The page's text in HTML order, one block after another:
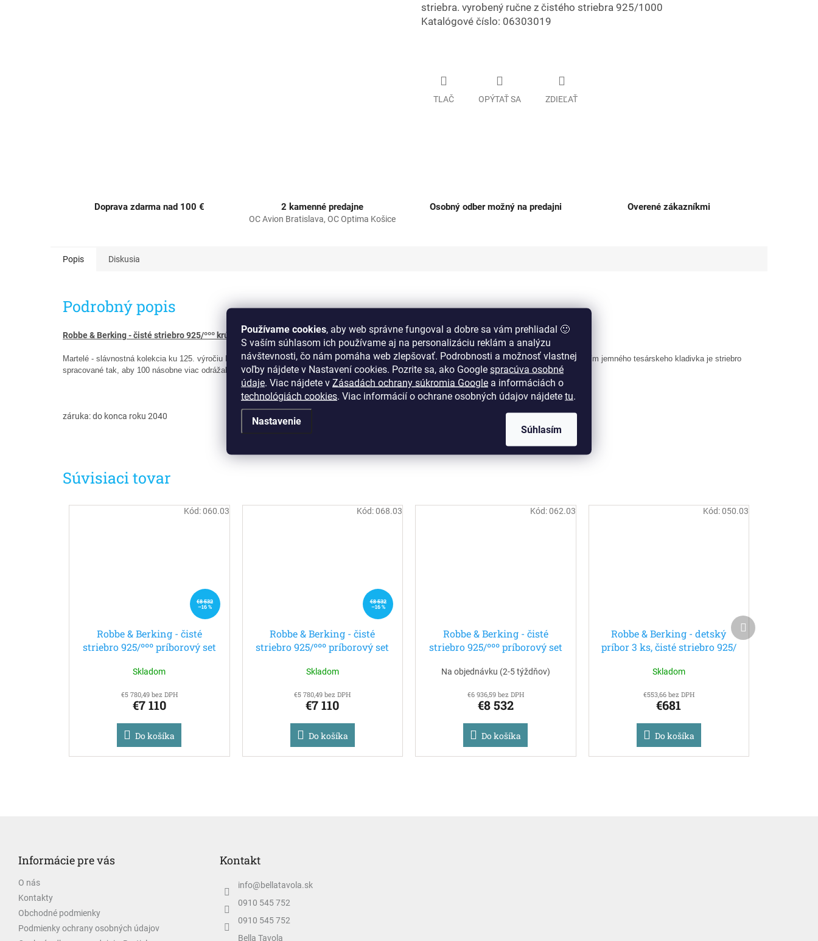
Používame cookies, aby web správne fungoval a dobre sa vám prehliadal 🙂
S vaším súhlasom ich používame aj na personalizáciu reklám a analýzu
návštevnosti, čo nám pomáha web zlepšovať. Podrobnosti a možnosť vlastnej
voľby nájdete v Nastavení cookies. Pozrite sa, ako Google spracúva osobné
údaje. Viac nájdete v Zásadách ochrany súkromia Google a informáciách o
technológiách cookies. Viac informácií o ochrane osobných údajov nájdete tu.
Nastavenie
Súhlasím
striebra. vyrobený ručne z čistého striebra 925/1000
Katalógové číslo: 06303019
TLAČ OPÝTAŤ SA ZDIEĽAŤ
Doprava zdarma nad 100 € 2 kamenné predajne
OC Avion Bratislava, OC Optima Košice
Osobný odber možný na predajni Overené zákazníkmi
Súvisiaci tovar
€8 532
–16 %
Robbe & Berking - čisté
striebro 925/ººº príborový set
Skladom
€5 780,49 bez DPH
€7 110
Do košíka
Kód:060.03
€8 532
–16 %
Robbe & Berking - čisté
striebro 925/ººº príborový set
Skladom
€5 780,49 bez DPH
€7 110
Do košíka
Kód:068.03
Robbe & Berking - čisté
striebro 925/ººº príborový set
Na objednávku (2-5 týždňov)
€6 936,59 bez DPH
€8 532
Do košíka
Kód:062.03
Robbe & Berking - detský
príbor 3 ks, čisté striebro 925/
Skladom
€553,66 bez DPH
€681
Do košíka
Kód:050.03
Ďalší
produkt
Popis Diskusia
Podrobný popis
Robbe & Berking - čisté striebro 925/ººº krúžok na servítky - Martelé
Martelé - slávnostná kolekcia ku 125. výročiu Robbe & Berking. Majstrovské dielo predstavujúce vrchol striebrotesárskeho umenia. Precíznym použitím jemného tesárskeho kladivka je striebro
spracované tak, aby 100 násobne viac odrážalo svetlo. Pôsobí nesmierne ľahko, živo a grandiózne.
záruka: do konca roku 2040
Informácie pre vás
O nás
Kontakty
Obchodné podmienky
Podmienky ochrany osobných údajov
Kontakt
info@bellatavola.sk
0910 545 752
0910 545 752
Bella Tavola